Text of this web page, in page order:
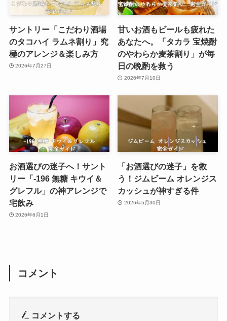
サントリー「こだわり酒場
のタコハイ ラムネ割り」究
極のアレンジ＆楽しみ方
2026年7月27日
甘いお酒もビールも疲れた
あなたへ。「タカラ 宝焼酎
のやわらか麦茶割り」が毎
日の晩酌を救う
2026年7月10日
お酒選びの迷子へ！サント
リー「-196 無糖 キウイ＆
グレフル」の神アレンジで
宅飲み
2026年6月1日
「お酒選びの迷子」を救
う！ジムビーム オレンジス
カッシュが神すぎる件
2026年5月30日
コメント
コメントする